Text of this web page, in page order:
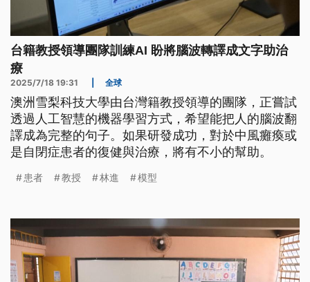
台籍教授領導團隊訓練AI 盼將腦波轉譯成文字助治
療
2025/7/18 19:31 全球
澳洲雪梨科技大學由台灣籍教授領導的團隊，正嘗試
透過人工智慧的機器學習方式，希望能把人的腦波翻
譯成為完整的句子。如果研發成功，對於中風癱瘓或
是自閉症患者的復健與治療，將有不小的幫助。
患者 教授 林進 模型